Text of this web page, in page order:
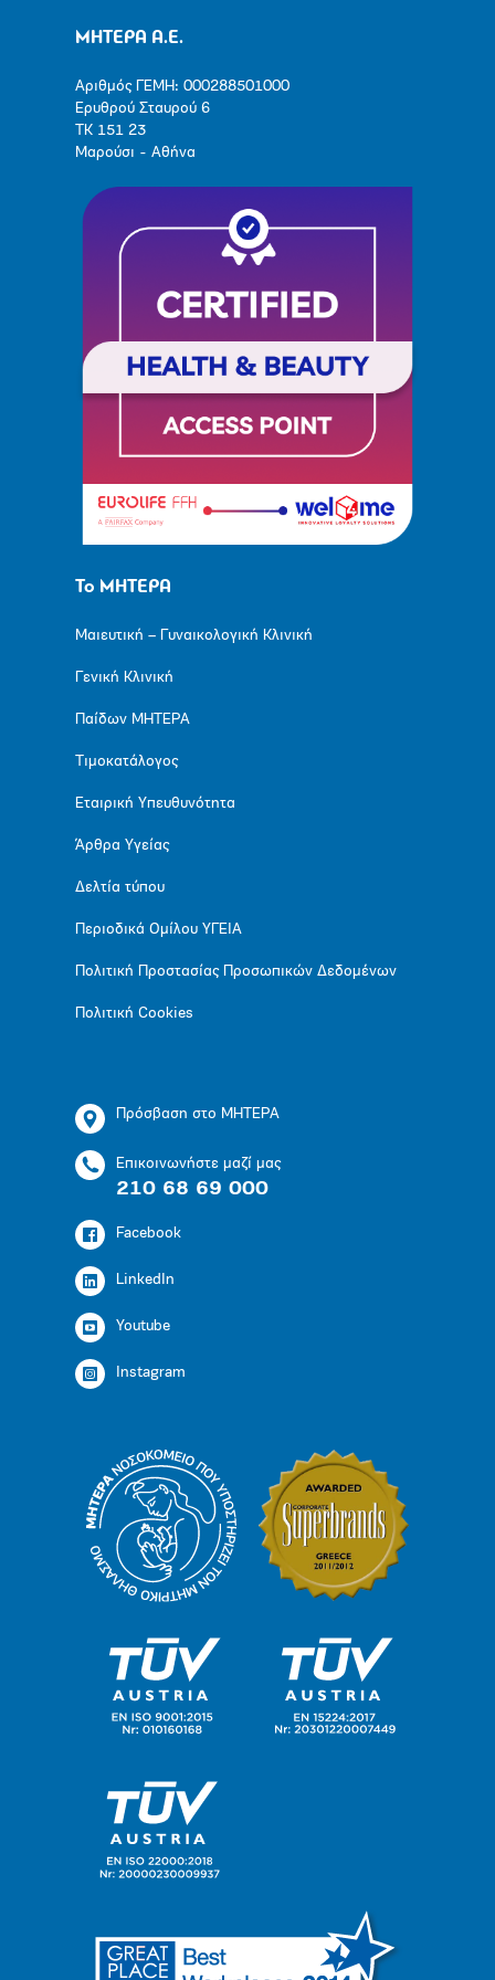
ΜΗΤΕΡΑ Α.Ε.
Αριθμός ΓΕΜΗ: 000288501000
Ερυθρού Σταυρού 6
ΤΚ 151 23
Μαρούσι - Αθήνα
Το ΜΗΤΕΡΑ
Μαιευτική – Γυναικολογική Κλινική
Γενική Κλινική
Παίδων ΜΗΤΕΡΑ
Τιμοκατάλογος
Εταιρική Υπευθυνότητα
Άρθρα Υγείας
Δελτία τύπου
Περιοδικά Ομίλου ΥΓΕΙΑ
Πολιτική Προστασίας Προσωπικών Δεδομένων
Πολιτική Cookies
Πρόσβαση στο ΜΗΤΕΡΑ
Επικοινωνήστε μαζί μας
210 68 69 000
Facebook
LinkedIn
Youtube
Instagram